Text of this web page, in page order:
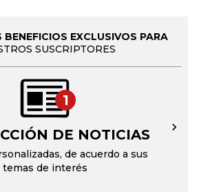
EXCLUSIVOS PARA
SUSCRIPTORES
1
DE NOTICIAS
de acuerdo a sus
temas de interés
→